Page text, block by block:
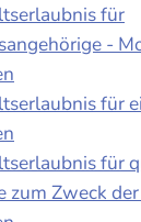
für
-
für
für
zum Zweck